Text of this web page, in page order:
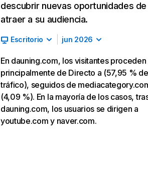
descubrir nuevas oportunidades de
atraer a su audiencia.
Escritorio jun 2026
En dauning.com, los visitantes proceden
principalmente de Directo a (57,95 % de
tráfico), seguidos de
(4,09 %). En la mayoría de los casos,
dauning.com, los usuarios se dirigen a
youtube.com y naver.com.